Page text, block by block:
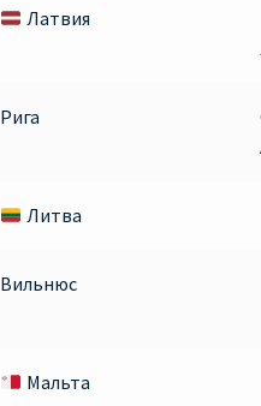
Латвия
Рига
Литва
Вильнюс
Мальта